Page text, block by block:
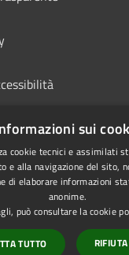
sui
cookie tecnici e assimilati
e alla navigazione del sito,
di elaborare informazioni
anonime.
può consultare la cookie
TUTTO